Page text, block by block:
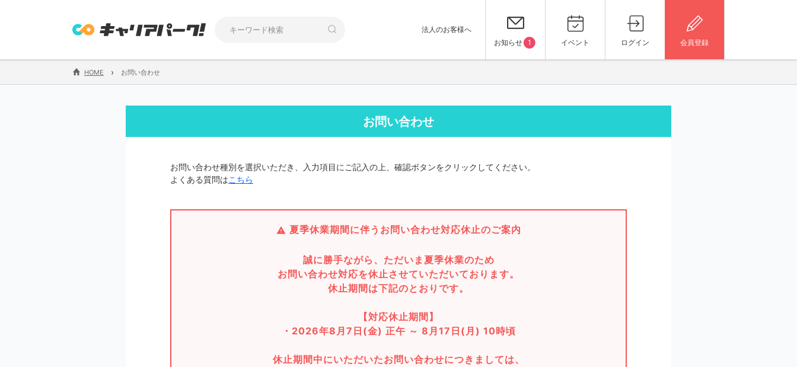
法人のお客様へ
お知らせ 1 イベント ログイン 会員登録
HOME › お問い合わせ
お問い合わせ
お問い合わせ種別を選択いただき、入力項目にご記入の上、確認ボタンをクリックしてください。
よくある質問はこちら
夏季休業期間に伴うお問い合わせ対応休止のご案内
誠に勝手ながら、ただいま夏季休業のため
お問い合わせ対応を休止させていただいております。
休止期間は下記のとおりです。
【対応休止期間】
・2026年8月7日(金) 正午 ～ 8月17日(月) 10時頃
休止期間中にいただいたお問い合わせにつきましては、